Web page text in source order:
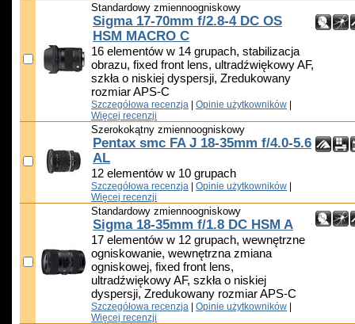
Standardowy zmiennoogniskowy
Sigma 17-70mm f/2.8-4 DC OS
HSM MACRO C
16 elementów w 14 grupach, stabilizacja
obrazu, fixed front lens, ultradźwiękowy AF,
szkła o niskiej dyspersji, Zredukowany
rozmiar APS-C
Szczegółowa recenzja Opinie użytkowników
Więcej recenzji
Szerokokątny zmiennoogniskowy
Pentax smc FA J 18-35mm f/4.0-5.6
AL
12 elementów w 10 grupach
Szczegółowa recenzja Opinie użytkowników
Więcej recenzji
Standardowy zmiennoogniskowy
Sigma 18-35mm f/1.8 DC HSM A
17 elementów w 12 grupach, wewnętrzne
ogniskowanie, wewnętrzna zmiana
ogniskowej, fixed front lens,
ultradźwiękowy AF, szkła o niskiej
dyspersji, Zredukowany rozmiar APS-C
Szczegółowa recenzja Opinie użytkowników
Więcej recenzji